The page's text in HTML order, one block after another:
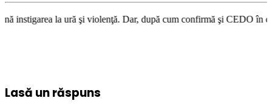
şi violenţă. Dar, după cum confirmă şi CEDO în cazul Handyside
Lasă un răspuns